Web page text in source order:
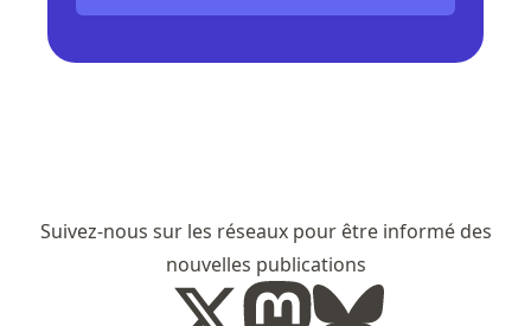
Suivez-nous sur les réseaux pour être informé des
nouvelles publications